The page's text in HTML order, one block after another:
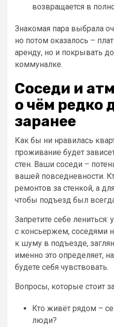
возвращается в
Знакомая пара выбрала
но потом оказалось –
аренду, но и покрывать
коммуналке.
Соседи и
о чём редко
заранее
Как бы ни нравилась
проживание будет
стен. Ваши соседи –
вашей повседневности.
ремонтов за стенкой, а
чтобы подъезд был
Запретите себе
с консьержем, соседями
к шуму в подъезде,
именно это определяет,
будете себя чувствовать.
Вопросы, которые стоит
Кто живёт рядом –
люди?